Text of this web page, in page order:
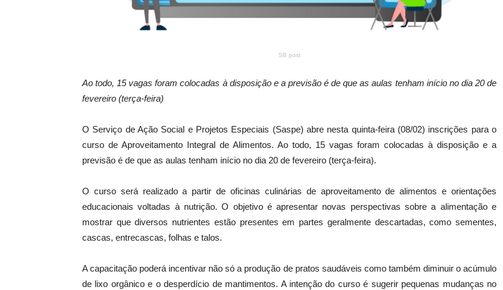
SB post
Ao todo, 15 vagas foram colocadas à disposição e a previsão é de que as aulas tenham início no dia 20 de
fevereiro (terça-feira)
O Serviço de Ação Social e Projetos Especiais (Saspe) abre nesta quinta-feira (08/02) inscrições para o
curso de Aproveitamento Integral de Alimentos. Ao todo, 15 vagas foram colocadas à disposição e a
previsão é de que as aulas tenham início no dia 20 de fevereiro (terça-feira).
O curso será realizado a partir de oficinas culinárias de aproveitamento de alimentos e orientações
educacionais voltadas à nutrição. O objetivo é apresentar novas perspectivas sobre a alimentação e
mostrar que diversos nutrientes estão presentes em partes geralmente descartadas, como sementes,
cascas, entrecascas, folhas e talos.
A capacitação poderá incentivar não só a produção de pratos saudáveis como também diminuir o acúmulo
de lixo orgânico e o desperdício de mantimentos. A intenção do curso é sugerir pequenas mudanças no